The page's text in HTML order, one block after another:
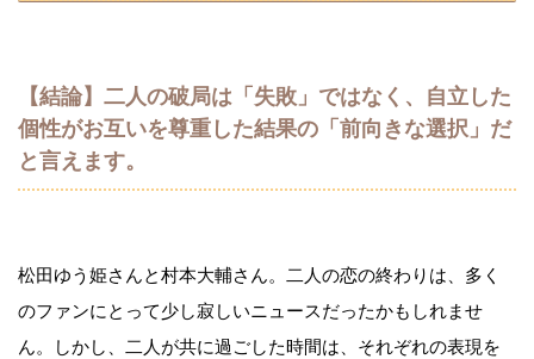
【結論】二人の破局は「失敗」ではなく、自立した
個性がお互いを尊重した結果の「前向きな選択」だ
と言えます。
松田ゆう姫さんと村本大輔さん。二人の恋の終わりは、多く
のファンにとって少し寂しいニュースだったかもしれませ
ん。しかし、二人が共に過ごした時間は、それぞれの表現を